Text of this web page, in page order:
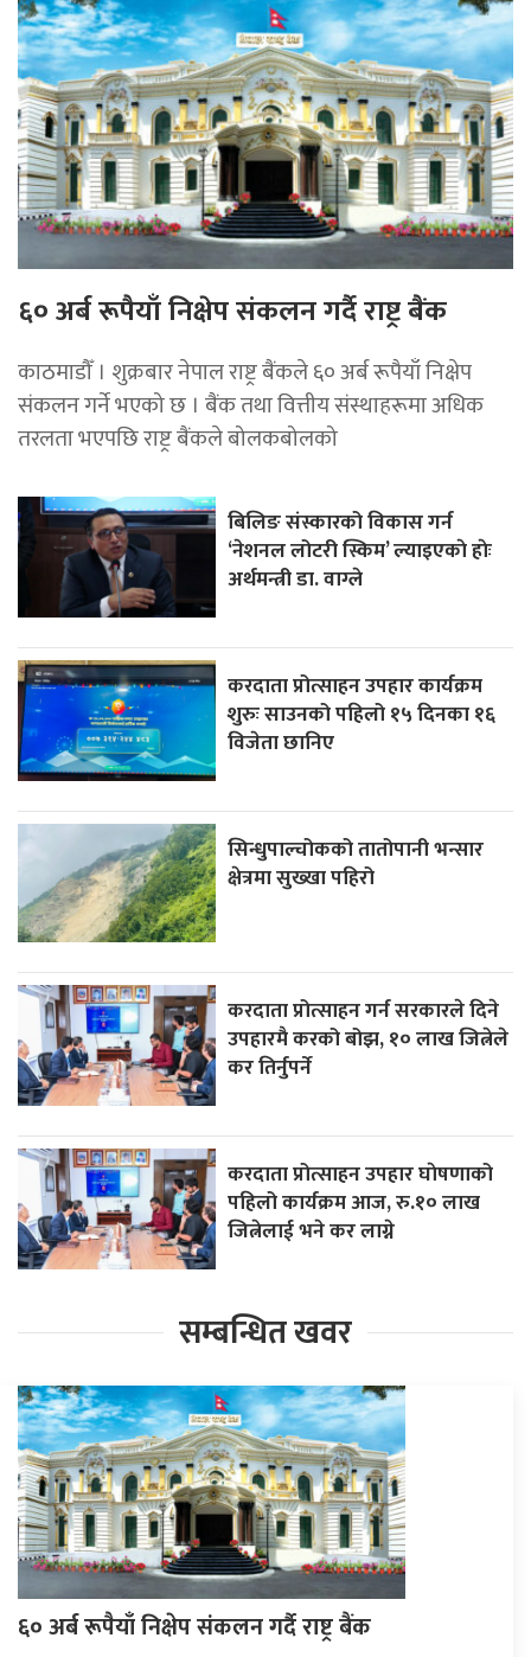
६० अर्ब रूपैयाँ निक्षेप संकलन गर्दै राष्ट्र बैंक
काठमाडौँ । शुक्रबार नेपाल राष्ट्र बैंकले ६० अर्ब रूपैयाँ निक्षेप
संकलन गर्ने भएको छ । बैंक तथा वित्तीय संस्थाहरूमा अधिक
तरलता भएपछि राष्ट्र बैंकले बोलकबोलको
बिलिङ संस्कारको विकास गर्न
‘नेशनल लोटरी स्किम’ ल्याइएकाे हाेः
अर्थमन्त्री डा. वाग्ले
करदाता प्रोत्साहन उपहार कार्यक्रम
शुरुः साउनको पहिलो १५ दिनका १६
विजेता छानिए
सिन्धुपाल्चोकको तातोपानी भन्सार
क्षेत्रमा सुख्खा पहिरो
करदाता प्रोत्साहन गर्न सरकारले दिने
उपहारमै करको बोझ, १० लाख जित्नेले
कर तिर्नुपर्ने
करदाता प्रोत्साहन उपहार घाेषणाको
पहिलो कार्यक्रम आज, रु.१० लाख
जित्नेलाई भने कर लाग्ने
सम्बन्धित खवर
६० अर्ब रूपैयाँ निक्षेप संकलन गर्दै राष्ट्र बैंक